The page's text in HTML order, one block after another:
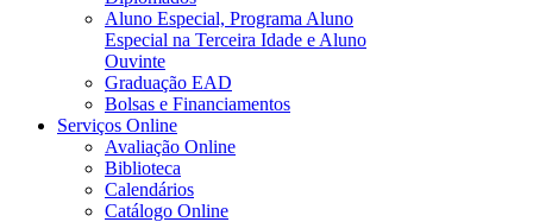
Aluno Especial, Programa Aluno
Especial na Terceira Idade e Aluno
Ouvinte
Graduação EAD
Bolsas e Financiamentos
Serviços Online
Avaliação Online
Biblioteca
Calendários
Catálogo Online